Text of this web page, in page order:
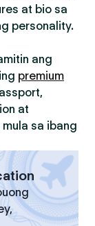
at bio sa
personality.
ang
premium
at
sa ibang